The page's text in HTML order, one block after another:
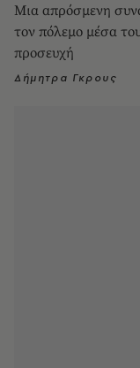
Μια απρόσμενη
τον πόλεμο μέσα
προσευχή
Δήμητρα Γκρους